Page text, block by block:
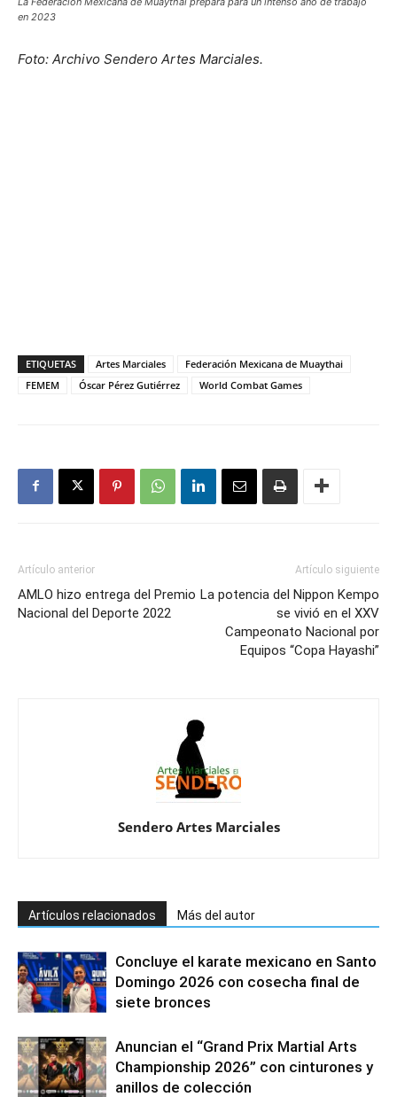
en 2023
Foto: Archivo Sendero Artes Marciales.
ETIQUETAS Artes Marciales
Federación Mexicana de Muaythai
FEMEM
Óscar Pérez Gutiérrez World Combat Games
Artículo anterior
AMLO hizo entrega del Premio
Nacional del Deporte 2022
Artículo siguiente
La potencia del Nippon Kempo
se vivió en el XXV
Campeonato Nacional por
Equipos “Copa Hayashi”
Sendero Artes Marciales
Artículos relacionados Más del autor
Concluye el karate mexicano en Santo
Domingo 2026 con cosecha final de
siete bronces
Anuncian el “Grand Prix Martial Arts
Championship 2026” con cinturones y
anillos de colección